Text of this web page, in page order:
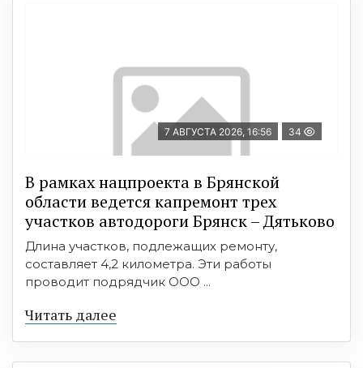
7 АВГУСТА 2026, 16:56 34
В рамках нацпроекта в Брянской
области ведется капремонт трех
участков автодороги Брянск – Дятьково
Длина участков, подлежащих ремонту,
составляет 4,2 километра. Эти работы
проводит подрядчик ООО ...
Читать далее